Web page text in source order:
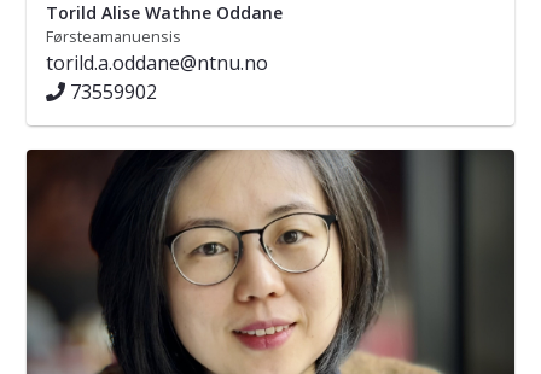
Torild Alise Wathne Oddane
Førsteamanuensis
torild.a.oddane@ntnu.no
73559902